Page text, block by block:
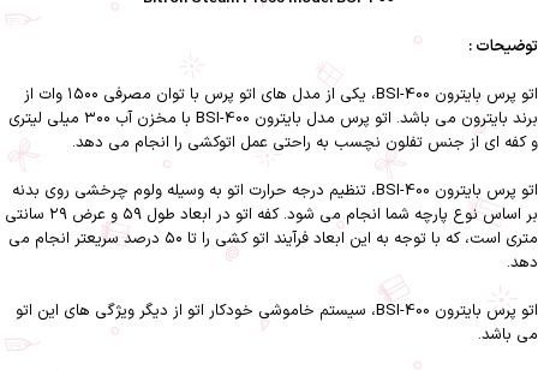
توضیحات :
اتو پرس بایترون BSI-400، یکی از مدل های اتو پرس با توان مصرفی ۱۵۰۰ وات از
برند بایترون می باشد. اتو پرس مدل بایترون BSI-400 با مخزن آب ۳۰۰ میلی لیتری
و کفه ای از جنس تفلون نچسب به راحتی عمل اتوکشی را انجام می دهد.
اتو پرس بایترون BSI-400، تنظیم درجه حرارت اتو به وسیله ولوم چرخشی روی بدنه
بر اساس نوع پارچه شما انجام می شود. کفه اتو در ابعاد طول ۵۹ و عرض ۲۹ سانتی
متری است، که با توجه به این ابعاد فرآیند اتو کشی را تا ۵۰ درصد سریعتر انجام می
دهد.
اتو پرس بایترون BSI-400، سیستم خاموشی خودکار اتو از دیگر ویژگی های این اتو
می باشد.